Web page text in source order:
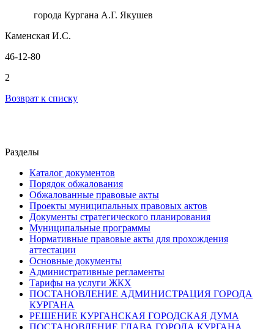
города Кургана А.Г. Якушев
Каменская И.С.
46-12-80
2
Возврат к списку
Разделы
Каталог документов
Порядок обжалования
Обжалованные правовые акты
Проекты муниципальных правовых актов
Документы стратегического планирования
Муниципальные программы
Нормативные правовые акты для прохождения
аттестации
Основные документы
Административные регламенты
Тарифы на услуги ЖКХ
ПОСТАНОВЛЕНИЕ АДМИНИСТРАЦИЯ ГОРОДА
КУРГАНА
РЕШЕНИЕ КУРГАНСКАЯ ГОРОДСКАЯ ДУМА
ПОСТАНОВЛЕНИЕ ГЛАВА ГОРОДА КУРГАНА